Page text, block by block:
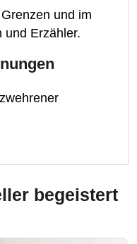
und im
und Erzähler.
begeistert